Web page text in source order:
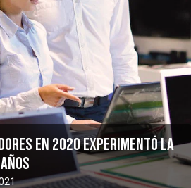
en 2020 experimentó la